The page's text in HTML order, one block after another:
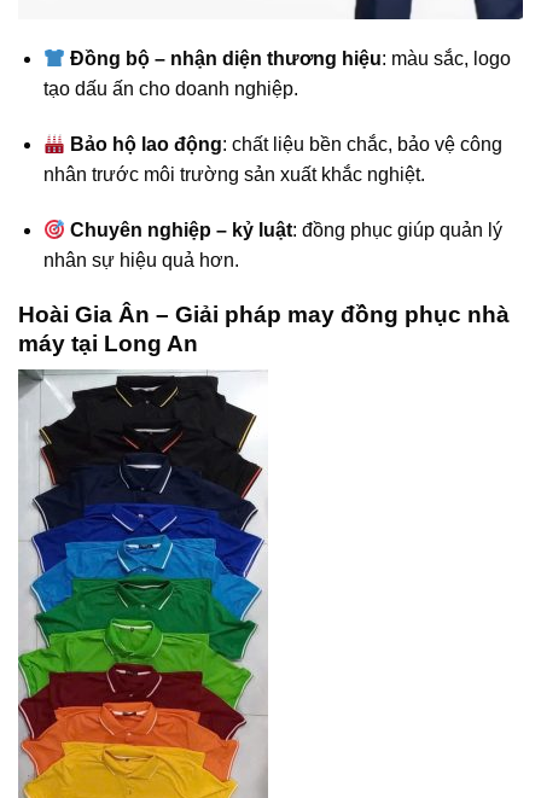
Đồng bộ – nhận diện thương hiệu: màu sắc, logo
tạo dấu ấn cho doanh nghiệp.
Bảo hộ lao động: chất liệu bền chắc, bảo vệ công
nhân trước môi trường sản xuất khắc nghiệt.
Chuyên nghiệp – kỷ luật: đồng phục giúp quản lý
nhân sự hiệu quả hơn.
Hoài Gia Ân – Giải pháp may đồng phục nhà
máy tại Long An